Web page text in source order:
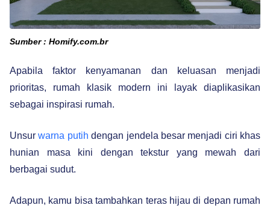
Sumber : Homify.com.br
Apabila faktor kenyamanan dan keluasan menjadi
prioritas, rumah klasik modern ini layak diaplikasikan
sebagai inspirasi rumah.
Unsur warna putih dengan jendela besar menjadi ciri khas
hunian masa kini dengan tekstur yang mewah dari
berbagai sudut.
Adapun, kamu bisa tambahkan teras hijau di depan rumah